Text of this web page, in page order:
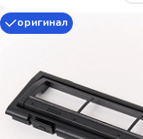
оригинал